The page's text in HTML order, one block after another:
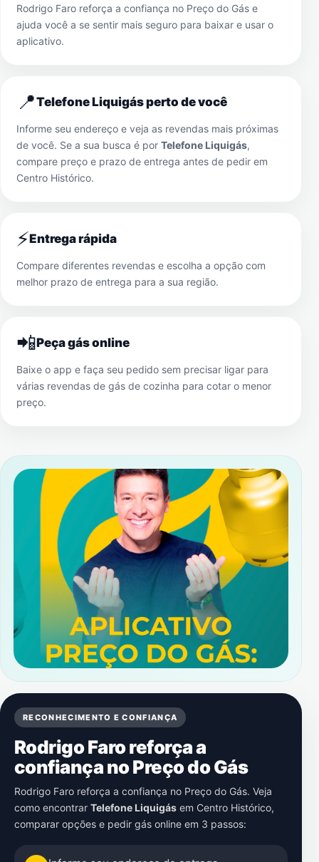
Rodrigo Faro reforça a confiança no Preço do Gás e
ajuda você a se sentir mais seguro para baixar e usar o
aplicativo.
📍Telefone Liquigás perto de você
Informe seu endereço e veja as revendas mais próximas
de você. Se a sua busca é por Telefone Liquigás,
compare preço e prazo de entrega antes de pedir em
Centro Histórico.
⚡Entrega rápida
Compare diferentes revendas e escolha a opção com
melhor prazo de entrega para a sua região.
📲Peça gás online
Baixe o app e faça seu pedido sem precisar ligar para
várias revendas de gás de cozinha para cotar o menor
preço.
RECONHECIMENTO E CONFIANÇA
Rodrigo Faro reforça a
confiança no Preço do Gás
Rodrigo Faro reforça a confiança no Preço do Gás. Veja
como encontrar Telefone Liquigás em Centro Histórico,
comparar opções e pedir gás online em 3 passos: